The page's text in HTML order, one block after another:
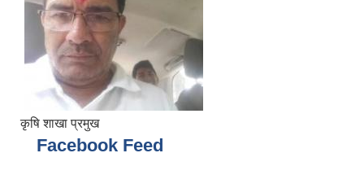
कृषि शाखा प्रमुख
Facebook Feed